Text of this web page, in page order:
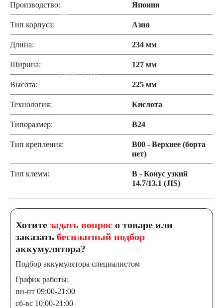
250
START-STOP
По стране изготовления:
Тайланд США
Словения
Россия
Производство: Япония
Тип корпуса: Азия
Длина: 234 мм
Ширина: 127 мм
Высота: 225 мм
Технология: Кислота
Типоразмер: B24
Тип крепления:
B00 - Верхнее (борта
нет)
Тип клемм:
B - Конус узкий
14.7/13.1 (JIS)
Хотите задать вопрос о товаре или
заказать бесплатный подбор
аккумулятора?
Подбор аккумулятора специалистом
График работы:
пн-пт 09:00-21:00
сб-вс 10:00-21:00